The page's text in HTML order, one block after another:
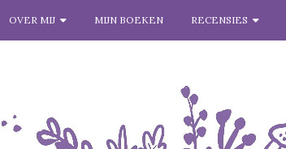
OVER MIJ MIJN BOEKEN RECENSIES